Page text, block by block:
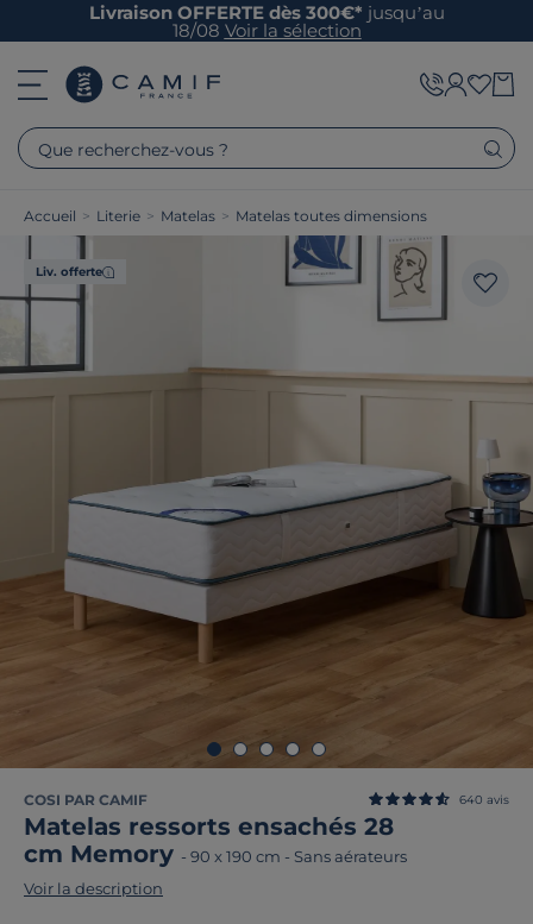
Livraison OFFERTE dès 300€* jusqu’au
18/08 Voir la sélection
Que recherchez-vous ?
Accueil > Literie > Matelas > Matelas toutes dimensions
Liv. offerte
COSI PAR CAMIF
Matelas ressorts ensachés 28
cm Memory - 90 x 190 cm - Sans aérateurs
640 avis
Voir la description